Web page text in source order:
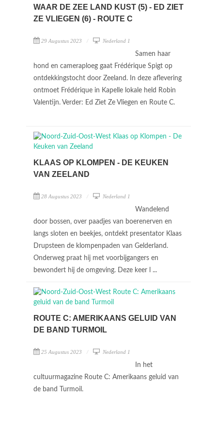
WAAR DE ZEE LAND KUST (5) - ED ZIET
ZE VLIEGEN (6) - ROUTE C
29 Augustus 2023 Nederland 1
Samen haar
hond en cameraploeg gaat Frédérique Spigt op
ontdekkingstocht door Zeeland. In deze aflevering
ontmoet Frédérique in Kapelle lokale held Robin
Valentijn. Verder: Ed Ziet Ze Vliegen en Route C.
KLAAS OP KLOMPEN - DE KEUKEN
VAN ZEELAND
28 Augustus 2023 Nederland 1
Wandelend
door bossen, over paadjes van boerenerven en
langs sloten en beekjes, ontdekt presentator Klaas
Drupsteen de klompenpaden van Gelderland.
Onderweg praat hij met voorbijgangers en
bewondert hij de omgeving. Deze keer l ...
ROUTE C: AMERIKAANS GELUID VAN
DE BAND TURMOIL
25 Augustus 2023 Nederland 1
In het
cultuurmagazine Route C: Amerikaans geluid van
de band Turmoil.